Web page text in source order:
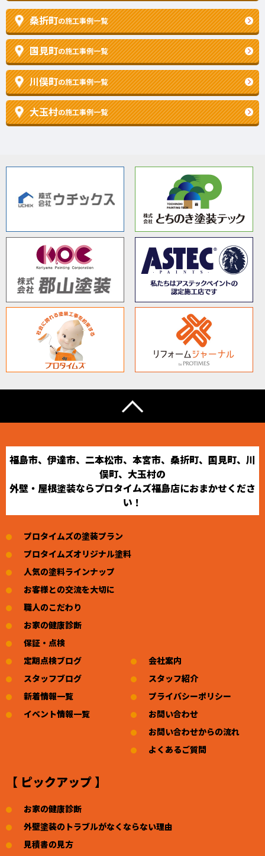
桑折町の施工事例一覧
国見町の施工事例一覧
川俣町の施工事例一覧
大玉村の施工事例一覧
福島市、伊達市、二本松市、本宮市、桑折町、国見町、川
俣町、大玉村の
外壁・屋根塗装ならプロタイムズ福島店におまかせくださ
い！
プロタイムズの塗装プラン
プロタイムズオリジナル塗料
人気の塗料ラインナップ
お客様との交流を大切に
職人のこだわり
お家の健康診断
保証・点検
定期点検ブログ
スタッフブログ
新着情報一覧
イベント情報一覧
会社案内
スタッフ紹介
プライバシーポリシー
お問い合わせ
お問い合わせからの流れ
よくあるご質問
【 ピックアップ 】
お家の健康診断
外壁塗装のトラブルがなくならない理由
見積書の見方